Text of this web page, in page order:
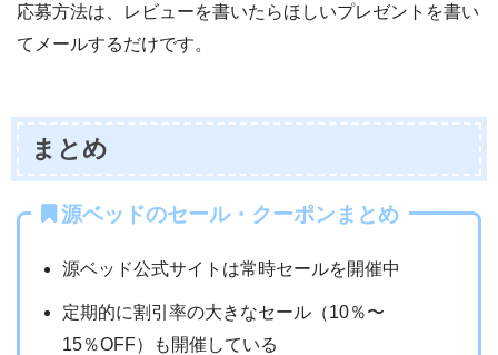
応募方法は、レビューを書いたらほしいプレゼントを書い
てメールするだけです。
まとめ
源ベッドのセール・クーポンまとめ
源ベッド公式サイトは常時セールを開催中
定期的に割引率の大きなセール（10％〜
15％OFF）も開催している